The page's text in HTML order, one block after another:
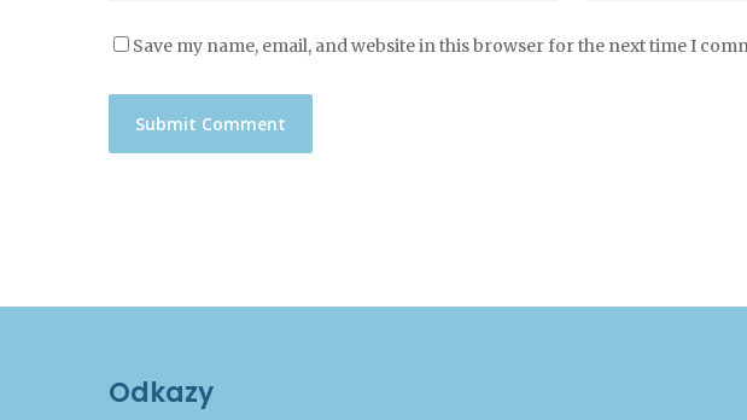
Save my name, email, and website in this browser for the next time I
Odkazy